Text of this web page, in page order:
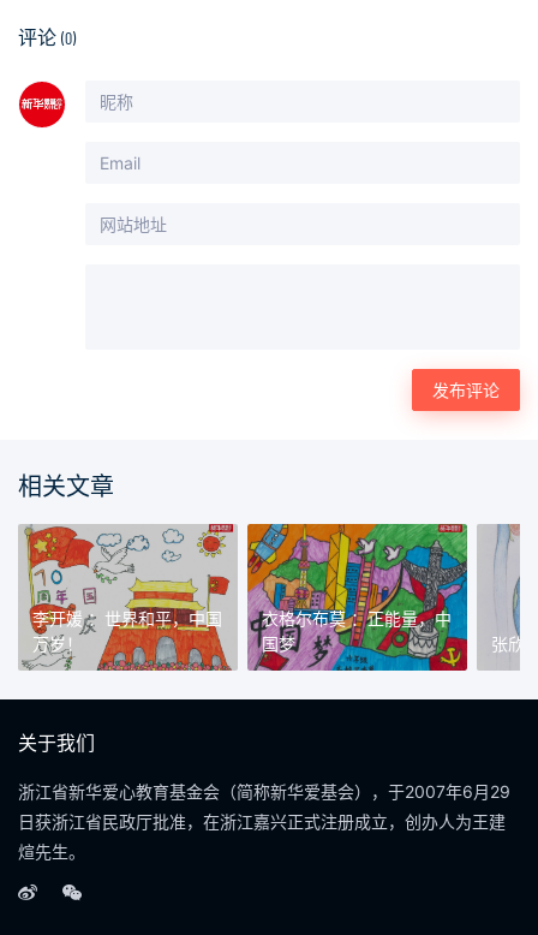
评论 (0)
相关文章
李开媛 ：世界和平，中国
万岁！
衣格尔布莫 ：正能量，中
国梦
张欣
关于我们
浙江省新华爱心教育基金会（简称新华爱基会），于2007年6月29
日获浙江省民政厅批准，在浙江嘉兴正式注册成立，创办人为王建
煊先生。